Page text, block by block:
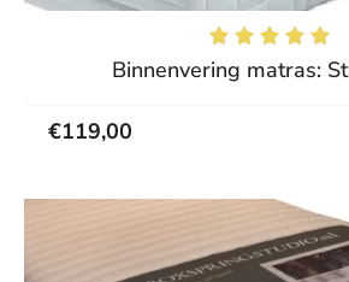
    
Binnenvering matras:
€119,00